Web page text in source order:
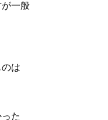
一般
は
た